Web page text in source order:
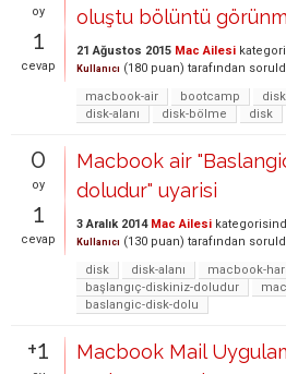
oy
1
cevap
oluştu bölüntü
21 Ağustos 2015 Mac Ailesi
Kullanıcı (180 puan) tarafından
macbook-air
bootcamp
disk-alanı
disk-bölme disk
0
oy
1
cevap
Macbook air
doludur" uyarisi
3 Aralık 2014 Mac Ailesi
Kullanıcı (130 puan) tarafından
disk
disk-alanı
macbook-
başlangıç-diskiniz-doludur
baslangic-disk-dolu
+1
Macbook Mail